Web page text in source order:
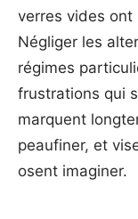
verres vides ont
Négliger les
régimes
frustrations qui
marquent
peaufiner, et
osent imaginer.